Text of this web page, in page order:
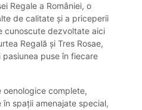
Regale a României, o
de calitate și a priceperii
cunoscute dezvoltate aici
Regală și Tres Rosae,
puse în fiecare
oenologice complete,
spații amenajate special,